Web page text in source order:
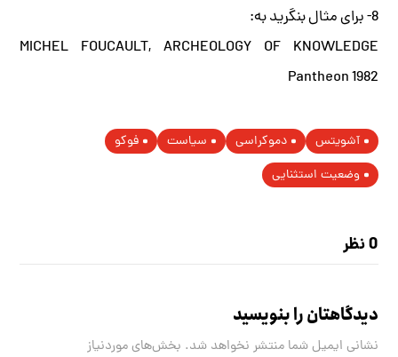
8- برای مثال بنگرید به:
MICHEL FOUCAULT, ARCHEOLOGY OF KNOWLEDGE
Pantheon 1982
آشویتس دموکراسی سیاست
فوکو
وضعیت استثنایی
0 نظر
دیدگاهتان را بنویسید
نشانی ایمیل شما منتشر نخواهد شد. بخش‌های موردنیاز